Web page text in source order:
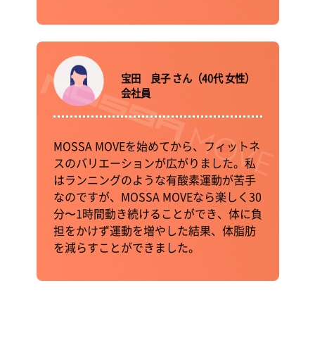
宝田 良子 さん（40代 女性）
会社員
MOSSA MOVEを始めてから、フィットネ
スのバリエーションが広がりました。私
はランニングのような有酸素運動が苦手
なのですが、MOSSA MOVEなら楽しく30
分〜1時間動き続けることができ、体に負
担をかけず運動を増やした結果、体脂肪
を減らすことができました。